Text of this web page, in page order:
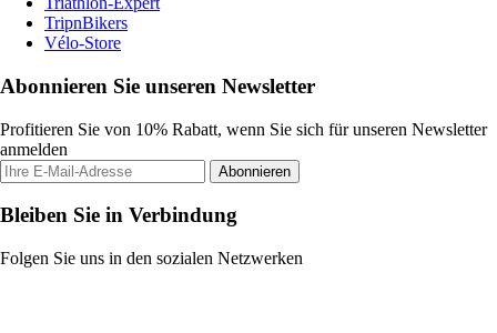
TripnBikers
Vélo-Store
Abonnieren Sie unseren Newsletter
Profitieren Sie von 10% Rabatt, wenn Sie sich für unseren Newsletter
anmelden
Abonnieren
Bleiben Sie in Verbindung
Folgen Sie uns in den sozialen Netzwerken